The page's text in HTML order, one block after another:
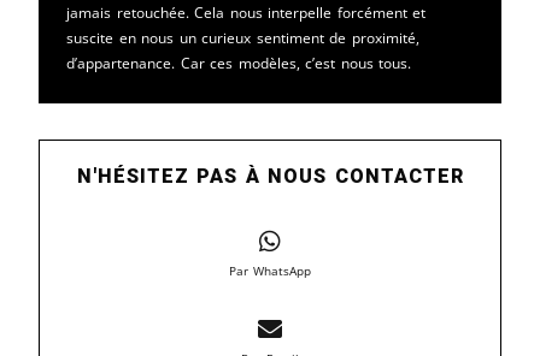
jamais retouchée. Cela nous interpelle forcément et
suscite en nous un curieux sentiment de proximité,
d’appartenance. Car ces modèles, c’est nous tous.
N'HÉSITEZ PAS À NOUS CONTACTER
Par WhatsApp